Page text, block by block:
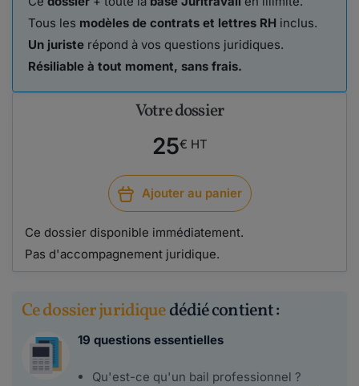
Votre dossier
25€ HT
Ajouter au panier
Ce dossier disponible immédiatement.
Pas d'accompagnement juridique.
Tous les modèles de contrats et lettres RH inclus.
Un juriste répond à vos questions juridiques.
Résiliable à tout moment, sans frais.
Ce dossier juridiquedédié contient :
19 questions essentielles
Qu'est-ce qu'un bail professionnel ?